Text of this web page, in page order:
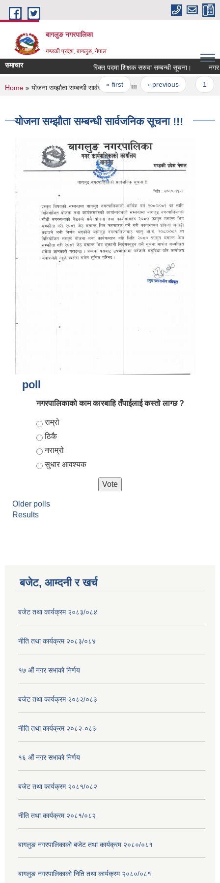
Skip to main content
बागलुङ नगरपालिका
गण्डकी प्रदेश, बागलुङ, नेपाल
समाचार रिक्त पदमा शिक्षक सरुवा सम्बन्धी सूचना। नगर
Pages
« first ‹ previous
You are here
Home » योजना सम्झौता सम्बन्धी सार्वजनिक सूचना !!!
योजना सम्झौता सम्बन्धी सार्वजनिक सूचना !!!
poll
नगरपालिकाको काम कारबाहि तँपाईलाई कस्तो लाग्छ ?
Choices
राम्रो
ठिकै
नराम्रो
सुधार आवश्यक
Older polls
Results
बजेट, आम्दनी र खर्च
बजेट तथा कार्यक्रम २०८३/०८४
नीति तथा कार्यक्रम २०८३/०८४
१७ ‌‍औं नगर सभाकाे निर्णय
बजेट तथा कार्यक्रम २०८२/०८३
नीति तथा कार्यक्रम २०८२-०८३
१६ ‌औं नगर सभाकाे निर्णय
बजेट तथा कार्यक्रम २०८१/०८२
नीति तथा कार्यक्रम २०८१/०८२
बागलुङ नगरपालिकाको बजेट तथा कार्यक्रम २०८०/०८१
बागलुङ नगरपालिकाको निति तथा कार्यक्रम २०८०/०८१